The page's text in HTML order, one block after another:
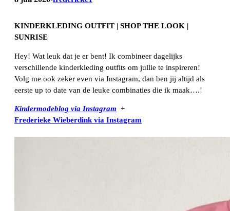
KINDERKLEDING OUTFIT | SHOP THE LOOK |
SUNRISE
Hey! Wat leuk dat je er bent! Ik combineer dagelijks
verschillende kinderkleding outfits om jullie te inspireren!
Volg me ook zeker even via Instagram, dan ben jij altijd als
eerste up to date van de leuke combinaties die ik maak….!
Kindermodeblog via Instagram +
Frederieke Wieberdink via Instagram